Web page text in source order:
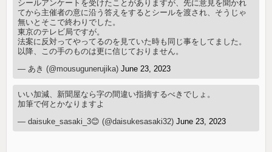
シールアンケートを受けたことがありますが、先に意見を聞かれ
てから主催者の意に沿う答えをするとシールを渡され、そうじゃ
無いとそこで終わりでした。
東京のテレビ局ですが。
法案に反対ってやってるのを見ていた時も同じ事をしてました。
以降、この手のものは更に信じておりません。
— あき (@mousugunerujika)June 23, 2023
いい加減、新聞屋なら字の間違い指摘するべきでしょ。
加筆で何とかなりますよ
— daisuke_sasaki_3😊 (@daisukesasaki32)June 23, 2023